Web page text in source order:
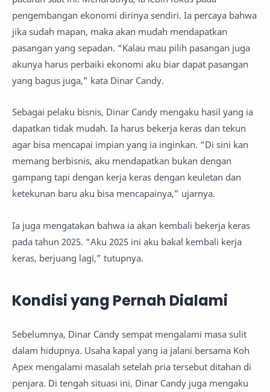
pengembangan ekonomi dirinya sendiri. Ia percaya bahwa
jika sudah mapan, maka akan mudah mendapatkan
pasangan yang sepadan. “Kalau mau pilih pasangan juga
akunya harus perbaiki ekonomi aku biar dapat pasangan
yang bagus juga,” kata Dinar Candy.
Sebagai pelaku bisnis, Dinar Candy mengaku hasil yang ia
dapatkan tidak mudah. Ia harus bekerja keras dan tekun
agar bisa mencapai impian yang ia inginkan. “Di sini kan
memang berbisnis, aku mendapatkan bukan dengan
gampang tapi dengan kerja keras dengan keuletan dan
ketekunan baru aku bisa mencapainya,” ujarnya.
Ia juga mengatakan bahwa ia akan kembali bekerja keras
pada tahun 2025. “Aku 2025 ini aku bakal kembali kerja
keras, berjuang lagi,” tutupnya.
Kondisi yang Pernah Dialami
Sebelumnya, Dinar Candy sempat mengalami masa sulit
dalam hidupnya. Usaha kapal yang ia jalani bersama Koh
Apex mengalami masalah setelah pria tersebut ditahan di
penjara. Di tengah situasi ini, Dinar Candy juga mengaku